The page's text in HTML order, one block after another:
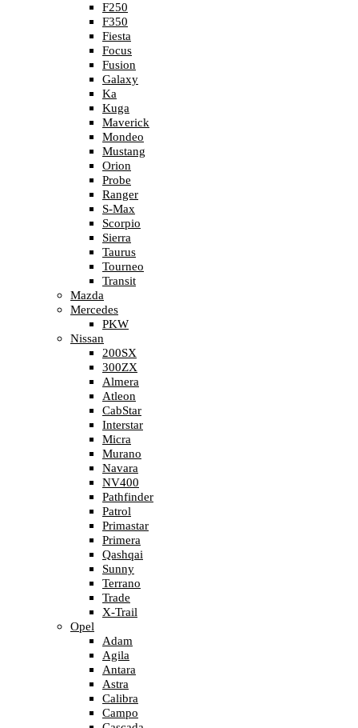
F250
F350
Fiesta
Focus
Fusion
Galaxy
Ka
Kuga
Maverick
Mondeo
Mustang
Orion
Probe
Ranger
S-Max
Scorpio
Sierra
Taurus
Tourneo
Transit
Mazda
Mercedes
PKW
Nissan
200SX
300ZX
Almera
Atleon
CabStar
Interstar
Micra
Murano
Navara
NV400
Pathfinder
Patrol
Primastar
Primera
Qashqai
Sunny
Terrano
Trade
X-Trail
Opel
Adam
Agila
Antara
Astra
Calibra
Campo